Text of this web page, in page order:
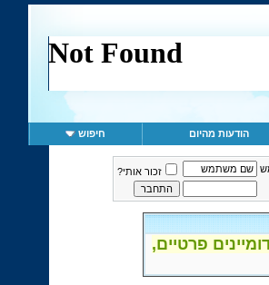
הודעות מהיום חיפוש
זכור אותי?
פרטיים,